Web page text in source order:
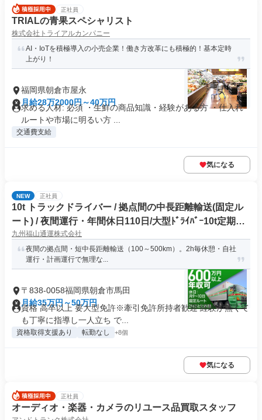
正社員
TRIALの青果スペシャリスト
株式会社トライアルカンパニー
AI・IoTを積極導入の小売企業！働き方改革にも積極的！基本定時
上がり！
福岡県朝倉市屋永
月給28万2000円～40万円
求める人材: 必須 ・生鮮の商品知識・経験がある方 ・仕入れ
ルートや市場に明るい方 ...
交通費支給
気になる
NEW 正社員
10t トラックドライバー / 拠点間の中長距離輸送(固定ル
ート) / 夜間運行・年間休日110日/大型ﾄﾞﾗｲﾊﾞｰ10t定期夜
間幹線便(正社員)
九州福山通運株式会社
夜間の拠点間・短中長距離輸送（100～500km）。2h毎休憩・自社
運行・計画運行で無理な...
〒838-0058福岡県朝倉市馬田
月給35万円～50万円
資格 高卒以上 要大型免許※牽引免許所持者歓迎 経験が無くて
も丁寧に指導し一人立ち で...
資格取得支援あり 転勤なし +8個
気になる
正社員
オーディオ・楽器・カメラのリユース品買取スタッフ